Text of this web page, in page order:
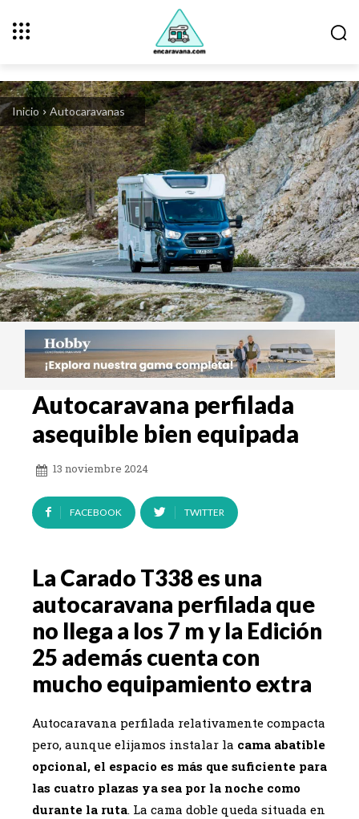
Inicio Autocaravanas
Autocaravana perfilada
asequible bien equipada
13 noviembre 2024
FACEBOOK TWITTER
La Carado T338 es una
autocaravana perfilada que
no llega a los 7 m y la Edición
25 además cuenta con
mucho equipamiento extra
Autocaravana perfilada relativamente compacta
pero, aunque elijamos instalar la cama abatible
opcional, el espacio es más que suficiente para
las cuatro plazas ya sea por la noche como
durante la ruta. La cama doble queda situada en